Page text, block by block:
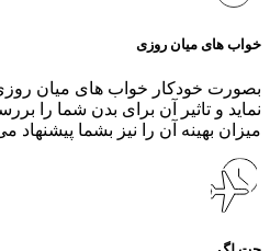
خواب های میان روزی
بصورت خودکار خواب های میان
نماید و تاثیر آن برای بدن شما را
میزان بهینه آن را نیز بشما پیشنهاد